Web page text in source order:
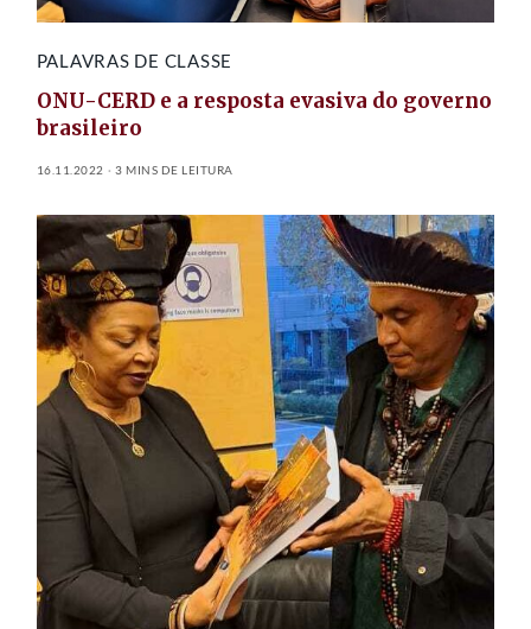
PALAVRAS DE CLASSE
ONU-CERD e a resposta evasiva do governo
brasileiro
16.11.2022 3 MINS DE LEITURA